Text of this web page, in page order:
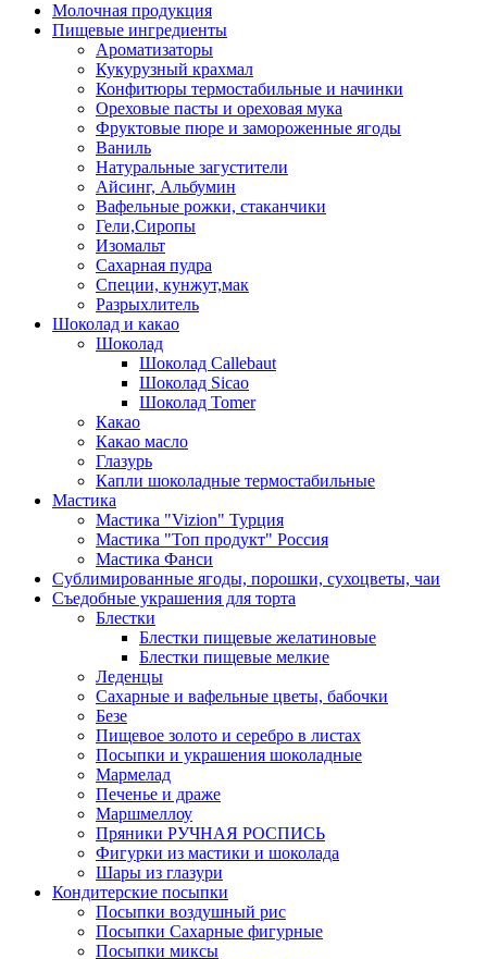
Молочная продукция
Пищевые ингредиенты
Ароматизаторы
Кукурузный крахмал
Конфитюры термостабильные и начинки
Ореховые пасты и ореховая мука
Фруктовые пюре и замороженные ягоды
Ваниль
Натуральные загустители
Айсинг, Альбумин
Вафельные рожки, стаканчики
Гели,Сиропы
Изомальт
Сахарная пудра
Специи, кунжут,мак
Разрыхлитель
Шоколад и какао
Шоколад
Шоколад Callebaut
Шоколад Sicao
Шоколад Tomer
Какао
Какао масло
Глазурь
Капли шоколадные термостабильные
Мастика
Мастика "Vizion" Турция
Мастика "Топ продукт" Россия
Мастика Фанси
Сублимированные ягоды, порошки, сухоцветы, чаи
Съедобные украшения для торта
Блестки
Блестки пищевые желатиновые
Блестки пищевые мелкие
Леденцы
Сахарные и вафельные цветы, бабочки
Безе
Пищевое золото и серебро в листах
Посыпки и украшения шоколадные
Мармелад
Печенье и драже
Маршмеллоу
Пряники РУЧНАЯ РОСПИСЬ
Фигурки из мастики и шоколада
Шары из глазури
Кондитерские посыпки
Посыпки воздушный рис
Посыпки Сахарные фигурные
Посыпки миксы